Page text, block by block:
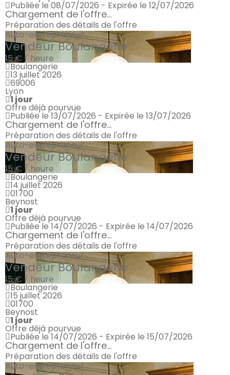
Publiée le 08/07/2026 - Expirée le 12/07/2026
Chargement de l'offre...
Préparation des détails de l'offre
Auto-entrepreneur
Vendeur Boulangerie
15 € / heure
Boulangerie
13 juillet 2026
69006
Lyon
1 jour
Offre déjà pourvue
Publiée le 13/07/2026 - Expirée le 13/07/2026
Chargement de l'offre...
Préparation des détails de l'offre
Auto-entrepreneur
Vendeur Boulangerie
15 € / heure
Boulangerie
14 juillet 2026
01700
Beynost
1 jour
Offre déjà pourvue
Publiée le 14/07/2026 - Expirée le 14/07/2026
Chargement de l'offre...
Préparation des détails de l'offre
Auto-entrepreneur
Vendeur Boulangerie
15 € / heure
Boulangerie
15 juillet 2026
01700
Beynost
1 jour
Offre déjà pourvue
Publiée le 14/07/2026 - Expirée le 15/07/2026
Chargement de l'offre...
Préparation des détails de l'offre
Auto-entrepreneur